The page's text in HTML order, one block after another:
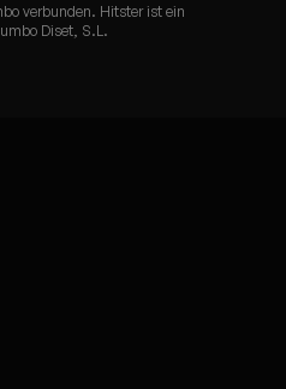
verbunden. Hitster ist ein
Diset, S.L.